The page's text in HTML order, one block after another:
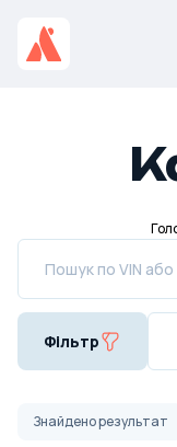
Фільтр
Знайденорезультат